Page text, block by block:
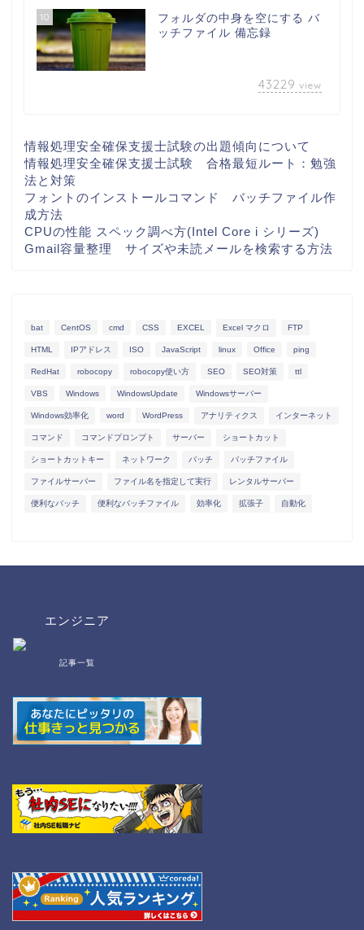
10
フォルダの中身を空にする バ
ッチファイル 備忘録
43229 view
情報処理安全確保支援士試験の出題傾向について
情報処理安全確保支援士試験 合格最短ルート：勉強
法と対策
フォントのインストールコマンド バッチファイル作
成方法
CPUの性能 スペック調べ方(Intel Core i シリーズ)
Gmail容量整理 サイズや未読メールを検索する方法
bat CentOS cmd CSS EXCEL Excel マクロ FTP
HTML IPアドレス ISO JavaScript linux Office ping
RedHat robocopy robocopy使い方 SEO SEO対策 ttl
VBS Windows WindowsUpdate Windowsサーバー
Windows効率化 word WordPress アナリティクス インターネット
コマンド コマンドプロンプト サーバー ショートカット
ショートカットキー ネットワーク バッチ バッチファイル
ファイルサーバー ファイル名を指定して実行 レンタルサーバー
便利なバッチ 便利なバッチファイル 効率化 拡張子 自動化
エンジニア
記事一覧